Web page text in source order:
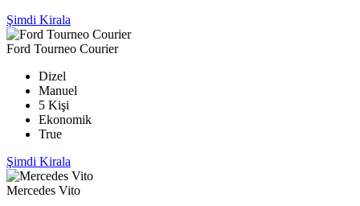
Şimdi Kirala
Ford Tourneo Courier
Dizel
Manuel
5 Kişi
Ekonomik
True
Şimdi Kirala
Mercedes Vito